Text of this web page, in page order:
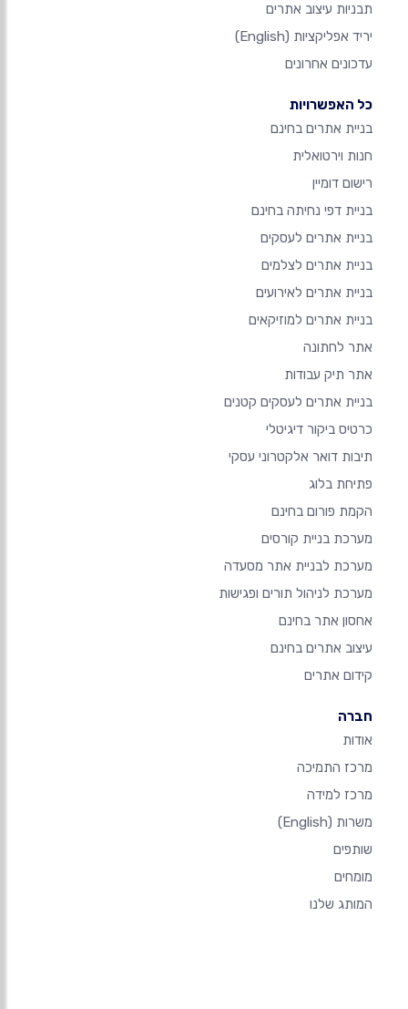
תבניות עיצוב אתרים
יריד אפליקציות (English)
עדכונים אחרונים
כל האפשרויות
בניית אתרים בחינם
חנות וירטואלית
רישום דומיין
בניית דפי נחיתה בחינם
בניית אתרים לעסקים
בניית אתרים לצלמים
בניית אתרים לאירועים
בניית אתרים למוזיקאים
אתר לחתונה
אתר תיק עבודות
בניית אתרים לעסקים קטנים
כרטיס ביקור דיגיטלי
תיבות דואר אלקטרוני עסקי
פתיחת בלוג
הקמת פורום בחינם
מערכת בניית קורסים
מערכת לבניית אתר מסעדה
מערכת לניהול תורים ופגישות
אחסון אתר בחינם
עיצוב אתרים בחינם
קידום אתרים
חברה
אודות
מרכז התמיכה
מרכז למידה
משרות (English)
שותפים
מומחים
המותג שלנו